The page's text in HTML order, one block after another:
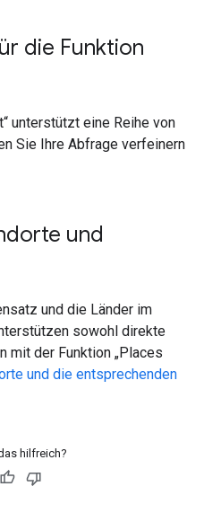
die Funktion
unterstützt eine Reihe von
Sie Ihre Abfrage verfeinern
und
und die Länder im
sowohl direkte
mit der Funktion „Places
und die entsprechenden
hilfreich?